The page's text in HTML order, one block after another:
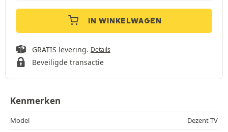
IN WINKELWAGEN
GRATIS levering. Details
Beveiligde transactie
Kenmerken
Model
Dezent TV